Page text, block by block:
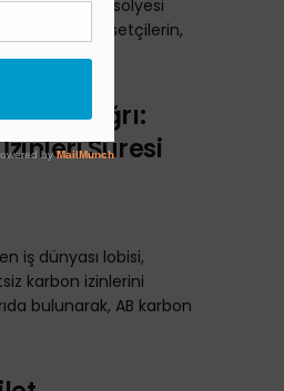
Almanya Şansölyesi
Avrupalı siyasetçilerin,
Çağrı:
Süresi
iş dünyası lobisi,
karbon izinlerini
bulunarak, AB karbon